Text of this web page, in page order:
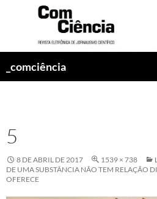
_comciência
5
8 DE ABRIL DE 2017 1539 × 738
DE UMA SUBSTÂNCIA NÃO TEM RELAÇÃO
OFERECE